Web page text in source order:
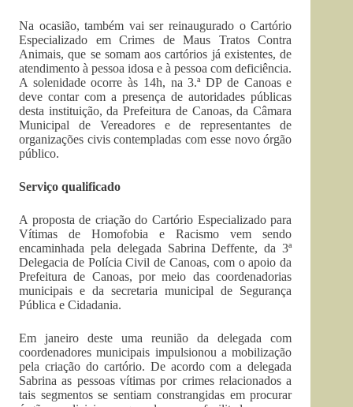
Na ocasião, também vai ser reinaugurado o Cartório
Especializado em Crimes de Maus Tratos Contra
Animais, que se somam aos cartórios já existentes, de
atendimento à pessoa idosa e à pessoa com deficiência.
A solenidade ocorre às 14h, na 3.ª DP de Canoas e
deve contar com a presença de autoridades públicas
desta instituição, da Prefeitura de Canoas, da Câmara
Municipal de Vereadores e de representantes de
organizações civis contempladas com esse novo órgão
público.
Serviço qualificado
A proposta de criação do Cartório Especializado para
Vítimas de Homofobia e Racismo vem sendo
encaminhada pela delegada Sabrina Deffente, da 3ª
Delegacia de Polícia Civil de Canoas, com o apoio da
Prefeitura de Canoas, por meio das coordenadorias
municipais e da secretaria municipal de Segurança
Pública e Cidadania.
Em janeiro deste uma reunião da delegada com
coordenadores municipais impulsionou a mobilização
pela criação do cartório. De acordo com a delegada
Sabrina as pessoas vítimas por crimes relacionados a
tais segmentos se sentiam constrangidas em procurar